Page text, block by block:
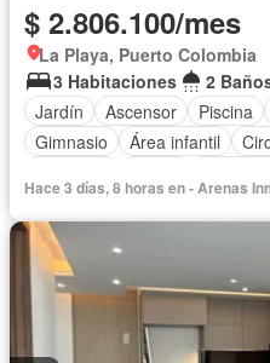
$ 2.806.100/mes
La Playa, Puerto Colombia
3 Habitaciones
2
Jardín
Ascensor Piscina
Gimnasio
Área infantil
Hace 3 días, 8 horas en - Arenas